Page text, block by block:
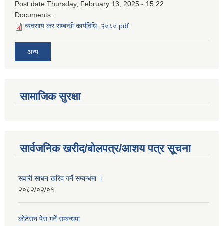
Post date Thursday, February 13, 2025 - 15:22
Documents:
व्यवसाय कर सम्बन्धी कार्यविधि, २०८०.pdf
अन्य
सामाजिक सुरक्षा
सार्वजनिक खरीद/बोलपत्र/आशय पत्र सूचना
सवारी साधन खरिद गर्ने सम्बन्धमा ।
२०८२/०२/०१
कोटेसन पेस गर्ने सम्बन्धमा